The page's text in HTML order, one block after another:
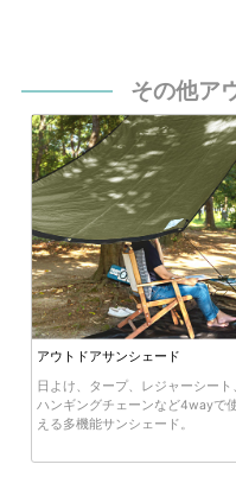
その他ア
アウトドアサンシェード
日よけ、タープ、レジャーシート
ハンギングチェーンなど4wayで
える多機能サンシェード。